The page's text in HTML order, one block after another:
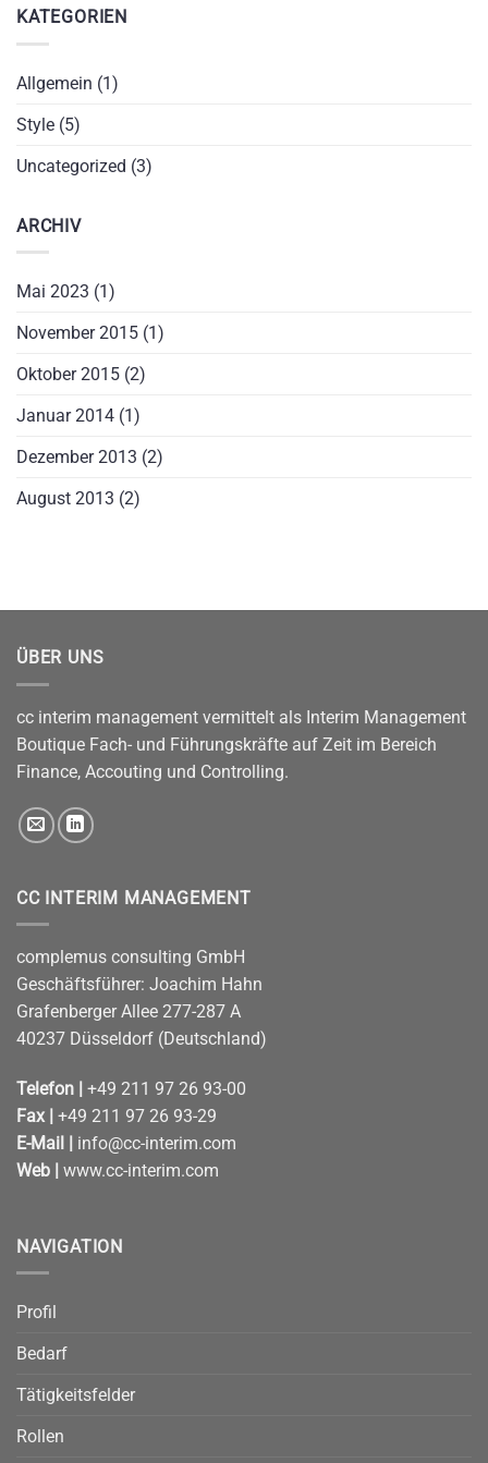
KATEGORIEN
Allgemein (1)
Style (5)
Uncategorized (3)
ARCHIV
Mai 2023 (1)
November 2015 (1)
Oktober 2015 (2)
Januar 2014 (1)
Dezember 2013 (2)
August 2013 (2)
ÜBER UNS
cc interim management vermittelt als Interim Management
Boutique Fach- und Führungskräfte auf Zeit im Bereich
Finance, Accouting und Controlling.
CC INTERIM MANAGEMENT
complemus consulting GmbH
Geschäftsführer: Joachim Hahn
Grafenberger Allee 277-287 A
40237 Düsseldorf (Deutschland)
Telefon | +49 211 97 26 93-00
Fax | +49 211 97 26 93-29
E-Mail | info@cc-interim.com
Web | www.cc-interim.com
NAVIGATION
Profil
Bedarf
Tätigkeitsfelder
Rollen